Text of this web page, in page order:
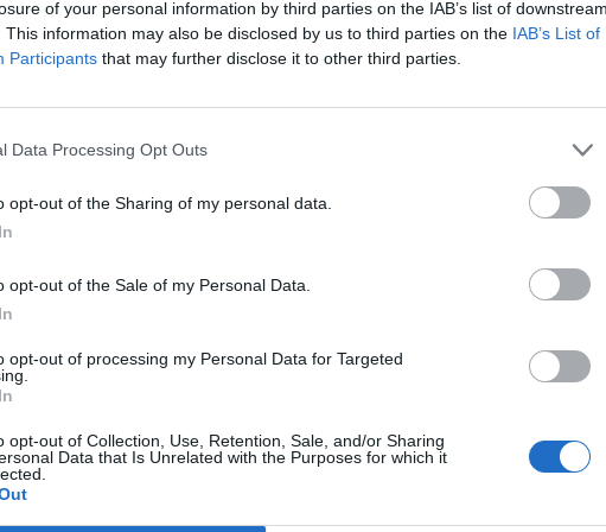
of your personal information by third parties on the IAB’s list of downstream
This information may also be disclosed by us to third parties on the IAB’s List of
Participants that may further disclose it to other third parties.
Data Processing Opt Outs
opt-out of the Sharing of my personal data.
opt-out of the Sale of my Personal Data.
opt-out of processing my Personal Data for Targeted
opt-out of Collection, Use, Retention, Sale, and/or Sharing
Data that Is Unrelated with the Purposes for which it
képviselendő német álláspontot ismertető beszédében.
amennyiben nem sikerül elfogadni a megállapodást, vagy nem is
küzdeni kell a megegyezésen alapuló, rendezett Brexitért...
portfolio.hu hírarchívumához tartozik, melynek olvasása előfizetéses
cikkarchívum
elmúlt 2 év napon belüli
Előfizetés